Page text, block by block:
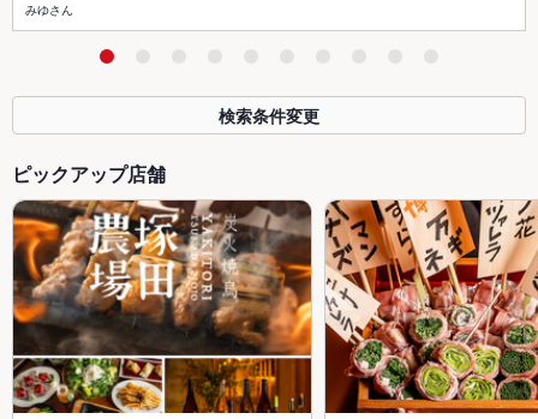
みゆさん
検索条件変更
ピックアップ店舗